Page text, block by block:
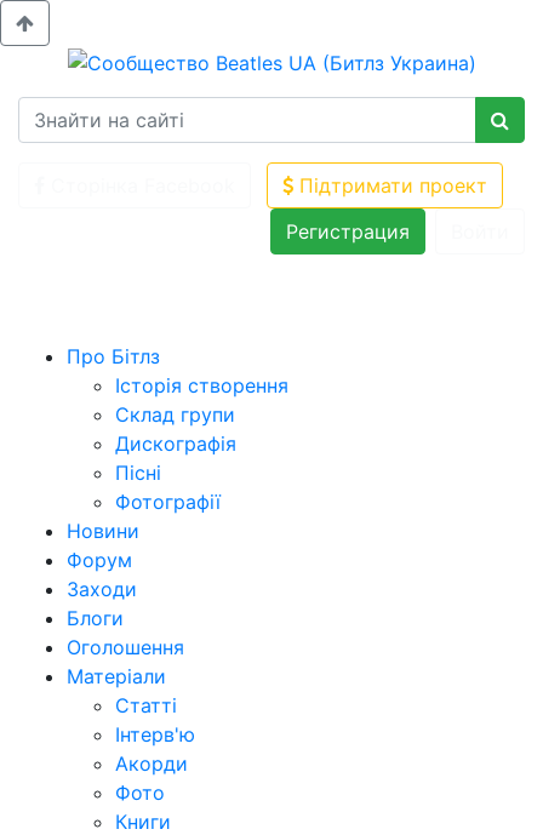
Підтримати проект
Регистрация
Про Бітлз
Історія створення
Склад групи
Дискографія
Пісні
Фотографії
Новини
Форум
Заходи
Блоги
Оголошення
Матеріали
Статті
Інтерв'ю
Акорди
Фото
Книги